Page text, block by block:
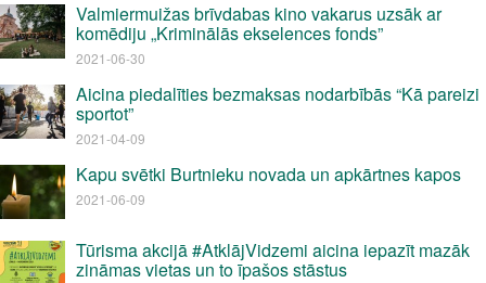
Valmiermuižas brīvdabas kino vakarus uzsāk ar
komēdiju „Kriminālās ekselences fonds”
2021-06-30
Aicina piedalīties bezmaksas nodarbībās “Kā pareizi
sportot”
2021-04-09
Kapu svētki Burtnieku novada un apkārtnes kapos
2021-06-09
Tūrisma akcijā #AtklājVidzemi aicina iepazīt mazāk
zināmas vietas un to īpašos stāstus